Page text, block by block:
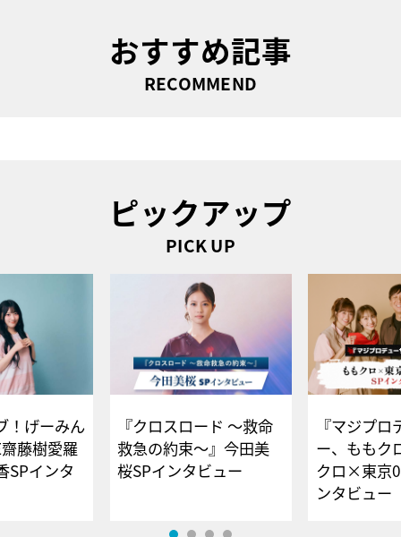
おすすめ記事
RECOMMEND
ピックアップ
PICK UP
！げーみん
藤樹愛羅
SPインタ
『クロスロード ～救命
救急の約束～』今田美
桜SPインタビュー
『マジプロ
ー、ももク
クロ×東京
ンタビュー